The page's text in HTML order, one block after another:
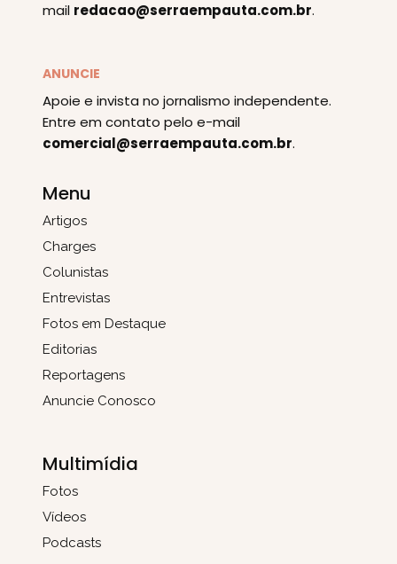
mail redacao@serraempauta.com.br.
ANUNCIE
Apoie e invista no jornalismo independente.
Entre em contato pelo e-mail
comercial@serraempauta.com.br.
Menu
Artigos
Charges
Colunistas
Entrevistas
Fotos em Destaque
Editorias
Reportagens
Anuncie Conosco
Multimídia
Fotos
Vídeos
Podcasts